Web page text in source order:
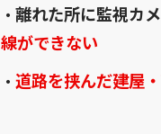
・離れた所に監視カ
線ができない
・道路を挟んだ建屋